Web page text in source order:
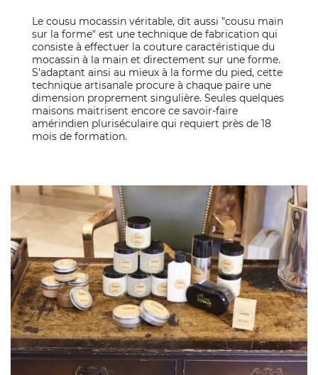
Le cousu mocassin véritable, dit aussi "cousu main
sur la forme" est une technique de fabrication qui
consiste à effectuer la couture caractéristique du
mocassin à la main et directement sur une forme.
S'adaptant ainsi au mieux à la forme du pied, cette
technique artisanale procure à chaque paire une
dimension proprement singulière. Seules quelques
maisons maitrisent encore ce savoir-faire
amérindien pluriséculaire qui requiert près de 18
mois de formation.